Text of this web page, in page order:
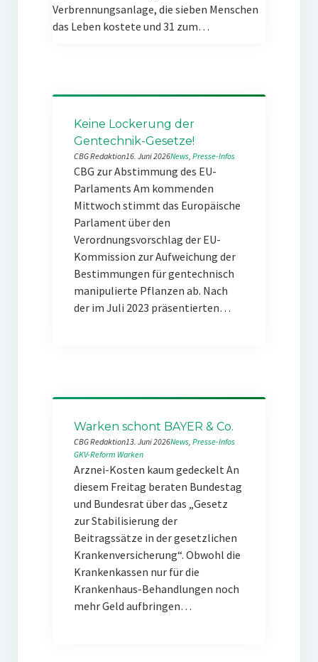
Verbrennungsanlage, die sieben Menschen
das Leben kostete und 31 zum…
Keine Lockerung der
Gentechnik-Gesetze!
CBG Redaktion16. Juni 2026News, Presse-Infos
CBG zur Abstimmung des EU-
Parlaments Am kommenden
Mittwoch stimmt das Europäische
Parlament über den
Verordnungsvorschlag der EU-
Kommission zur Aufweichung der
Bestimmungen für gentechnisch
manipulierte Pflanzen ab. Nach
der im Juli 2023 präsentierten…
Warken schont BAYER & Co.
CBG Redaktion13. Juni 2026News, Presse-Infos
GKV-Reform Warken
Arznei-Kosten kaum gedeckelt An
diesem Freitag beraten Bundestag
und Bundesrat über das „Gesetz
zur Stabilisierung der
Beitragssätze in der gesetzlichen
Krankenversicherung“. Obwohl die
Krankenkassen nur für die
Krankenhaus-Behandlungen noch
mehr Geld aufbringen…